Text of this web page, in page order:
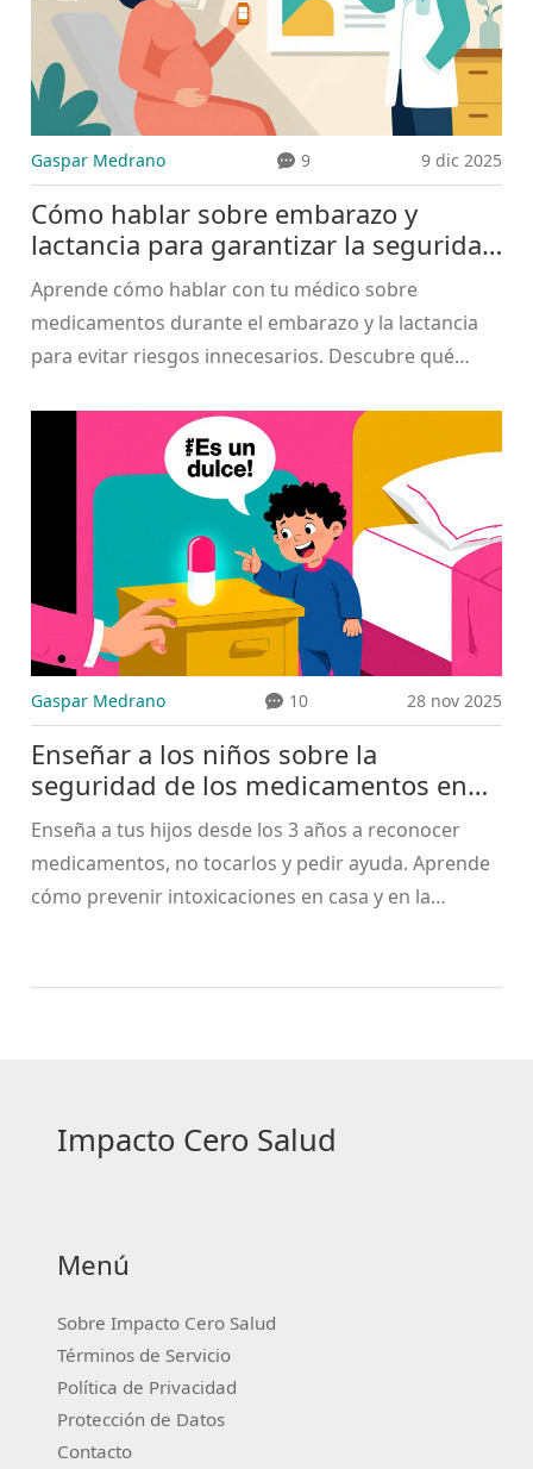
Gaspar Medrano 9 9 dic 2025
Cómo hablar sobre embarazo y
lactancia para garantizar la seguridad
de los medicamentos
Aprende cómo hablar con tu médico sobre
medicamentos durante el embarazo y la lactancia
para evitar riesgos innecesarios. Descubre qué
exigir una atención más segura.
Gaspar Medrano 10 28 nov 2025
Enseñar a los niños sobre la
seguridad de los medicamentos en
casa y en la escuela
Enseña a tus hijos desde los 3 años a reconocer
medicamentos, no tocarlos y pedir ayuda. Aprende
cómo prevenir intoxicaciones en casa y en la
Impacto Cero Salud
Menú
Sobre Impacto Cero Salud
Términos de Servicio
Política de Privacidad
Protección de Datos
Contacto